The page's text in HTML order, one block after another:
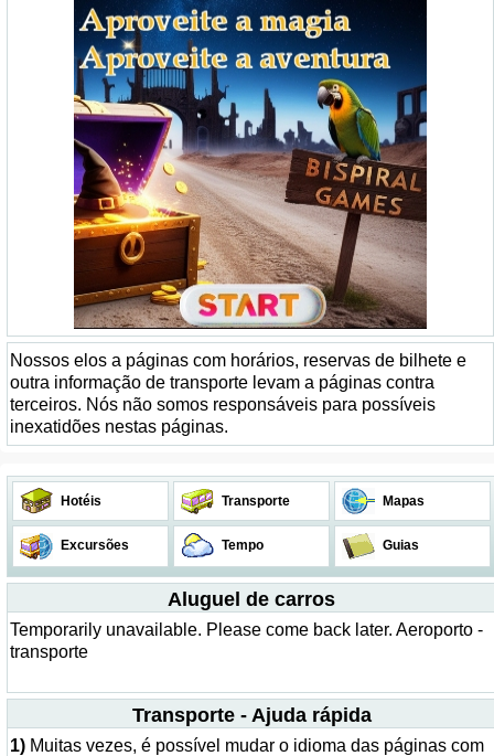
Nossos elos a páginas com horários, reservas de bilhete e
outra informação de transporte levam a páginas contra
terceiros. Nós não somos responsáveis para possíveis
inexatidões nestas páginas.
Hotéis Transporte Mapas
Excursões Tempo Guias
Aluguel de carros
Temporarily unavailable. Please come back later. Aeroporto -
transporte
Transporte - Ajuda rápida
1) Muitas vezes, é possível mudar o idioma das páginas com